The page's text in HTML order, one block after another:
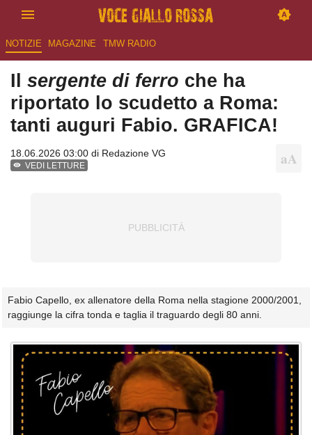
NOTIZIE MAGAZINE TMW RADIO
Il sergente di ferro che ha
riportato lo scudetto a Roma:
tanti auguri Fabio. GRAFICA!
18.06.2026 03:00 di Redazione VG
VEDI LETTURE
Fabio Capello, ex allenatore della Roma nella stagione 2000/2001,
raggiunge la cifra tonda e taglia il traguardo degli 80 anni.